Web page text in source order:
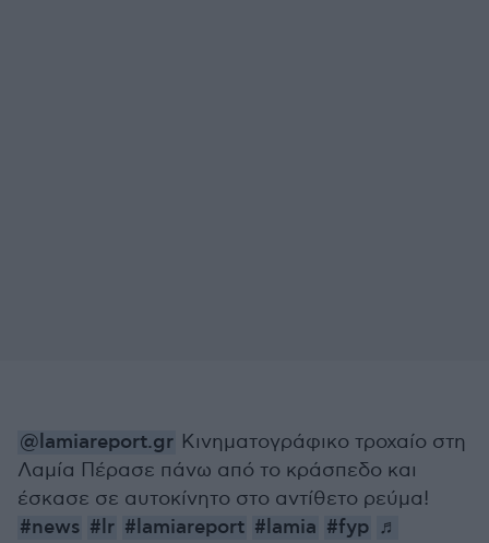
@lamiareport.gr Κινηματογράφικο τροχαίο στη
Λαμία Πέρασε πάνω από το κράσπεδο και
έσκασε σε αυτοκίνητο στο αντίθετο ρεύμα!
#news #lr #lamiareport #lamia #fyp ♬